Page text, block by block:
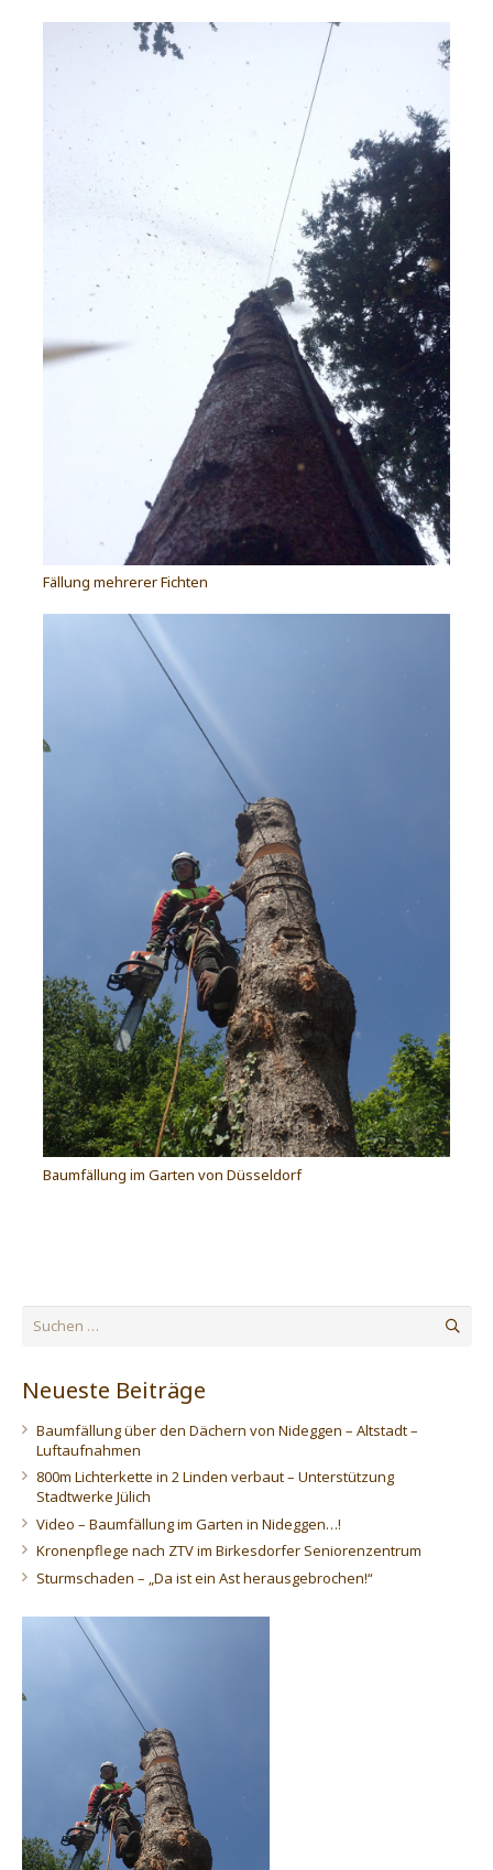
Fällung mehrerer Fichten
Baumfällung im Garten von Düsseldorf
Suchen
Neueste Beiträge
Baumfällung über den Dächern von Nideggen – Altstadt –
Luftaufnahmen
800m Lichterkette in 2 Linden verbaut – Unterstützung
Stadtwerke Jülich
Video – Baumfällung im Garten in Nideggen…!
Kronenpflege nach ZTV im Birkesdorfer Seniorenzentrum
Sturmschaden – „Da ist ein Ast herausgebrochen!“